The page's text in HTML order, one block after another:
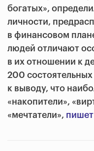
богатых»,
личности,
в финансовом
людей отличают
в их отношении к
200
к выводу, что
«накопители»,
«мечтатели», пишет